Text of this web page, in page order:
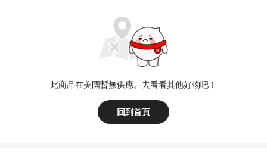
此商品在美國暫無供應。去看看其他好物吧！
回到首頁